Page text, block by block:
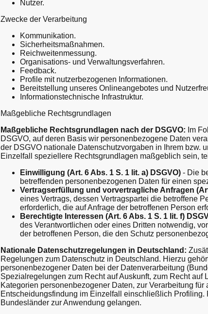
Nutzer.
Zwecke der Verarbeitung
Kommunikation.
Sicherheitsmaßnahmen.
Reichweitenmessung.
Organisations- und Verwaltungsverfahren.
Feedback.
Profile mit nutzerbezogenen Informationen.
Bereitstellung unseres Onlineangebotes und
Informationstechnische Infrastruktur.
Maßgebliche Rechtsgrundlagen
Maßgebliche Rechtsgrundlagen nach der DSGVO: Im
DSGVO, auf deren Basis wir personenbezogene Daten
der DSGVO nationale Datenschutzvorgaben in Ihrem bzw.
Einzelfall speziellere Rechtsgrundlagen maßgeblich sein,
Einwilligung (Art. 6 Abs. 1 S. 1 lit. a) DSGVO) - Die
betreffenden personenbezogenen Daten für einen
Vertragserfüllung und vorvertragliche Anfragen
eines Vertrags, dessen Vertragspartei die betroffene
erforderlich, die auf Anfrage der betroffenen Person
Berechtigte Interessen (Art. 6 Abs. 1 S. 1 lit. f)
des Verantwortlichen oder eines Dritten notwendig,
der betroffenen Person, die den Schutz
Nationale Datenschutzregelungen in Deutschland:
Regelungen zum Datenschutz in Deutschland. Hierzu
personenbezogener Daten bei der Datenverarbeitung
Spezialregelungen zum Recht auf Auskunft, zum Recht
Kategorien personenbezogener Daten, zur Verarbeitung
Entscheidungsfindung im Einzelfall einschließlich
Bundesländer zur Anwendung gelangen.